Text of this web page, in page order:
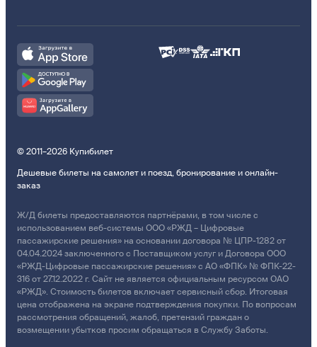
© 2011–2026 Купибилет
Дешевые билеты на самолет и поезд, бронирование и онлайн-
заказ
Ж/Д билеты предоставляются партнёрами, в том числе с
использованием веб-системы ООО «РЖД – Цифровые
пассажирские решения» на основании договора № ЦПР-1282 от
04.04.2024 заключенного с Поставщиком услуг и Договора ООО
«РЖД-Цифровые пассажирские решения» с АО «ФПК» № ФПК-22-
316 от 27.12.2022 г. Сайт не является официальным ресурсом ОАО
«РЖД». Стоимость билетов включает сервисный сбор. Итоговая
цена отображена на экране подтверждения покупки. По вопросам
рассмотрения обращений, жалоб, претензий граждан о
возмещении убытков просим обращаться в Службу Заботы.